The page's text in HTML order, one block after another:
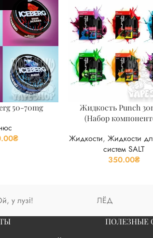
50-70mg
₴
Жидкость Punch
(Набор
Жидкости, Жидкости
систем SALT
350.00₴
у лузі! ЛЁД
ПОЛЕЗНЫЕ